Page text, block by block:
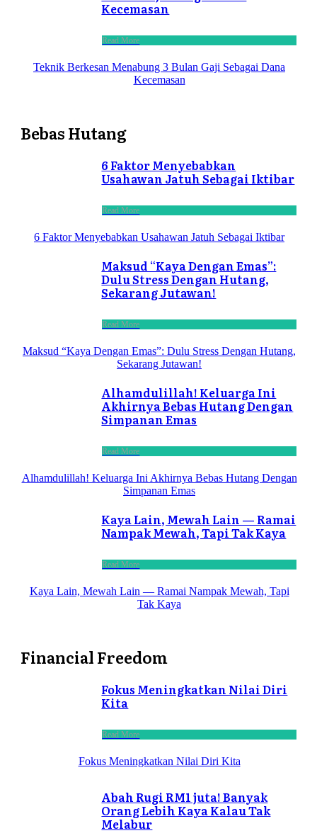
Kecemasan
Read More
Teknik Berkesan Menabung 3 Bulan Gaji Sebagai Dana
Kecemasan
Bebas Hutang
6 Faktor Menyebabkan
Usahawan Jatuh Sebagai Iktibar
Read More
6 Faktor Menyebabkan Usahawan Jatuh Sebagai Iktibar
Maksud “Kaya Dengan Emas”:
Dulu Stress Dengan Hutang,
Sekarang Jutawan!
Read More
Maksud “Kaya Dengan Emas”: Dulu Stress Dengan Hutang,
Sekarang Jutawan!
Alhamdulillah! Keluarga Ini
Akhirnya Bebas Hutang Dengan
Simpanan Emas
Read More
Alhamdulillah! Keluarga Ini Akhirnya Bebas Hutang Dengan
Simpanan Emas
Kaya Lain, Mewah Lain — Ramai
Nampak Mewah, Tapi Tak Kaya
Read More
Kaya Lain, Mewah Lain — Ramai Nampak Mewah, Tapi
Tak Kaya
Financial Freedom
Fokus Meningkatkan Nilai Diri
Kita
Read More
Fokus Meningkatkan Nilai Diri Kita
Abah Rugi RM1 juta! Banyak
Orang Lebih Kaya Kalau Tak
Melabur